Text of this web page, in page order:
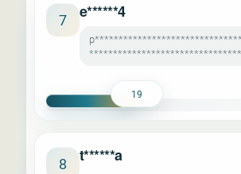
7 e******4
19
8 t******a